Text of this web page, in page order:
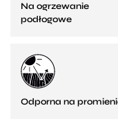
Na ogrzewanie
podłogowe
Odporna na